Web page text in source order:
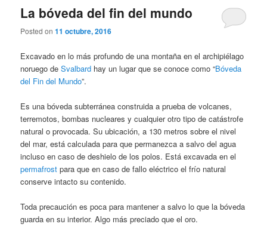
La bóveda del fin del mundo
Posted on11 octubre, 2016
Excavado en lo más profundo de una montaña en el archipiélago
noruego deSvalbard hay un lugar que se conoce como “Bóveda
del Fin del Mundo”.
Es una bóveda subterránea construida a prueba de volcanes,
terremotos, bombas nucleares y cualquier otro tipo de catástrofe
natural o provocada. Su ubicación, a 130 metros sobre el nivel
del mar, está calculada para que permanezca a salvo del agua
incluso en caso de deshielo de los polos. Está excavada en el
permafrost para que en caso de fallo eléctrico el frío natural
conserve intacto su contenido.
Toda precaución es poca para mantener a salvo lo que la bóveda
guarda en su interior. Algo más preciado que el oro.